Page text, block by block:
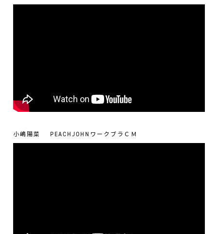
小嶋陽菜 PEACHJOHNワークブラＣＭ